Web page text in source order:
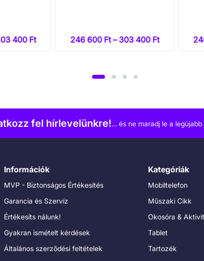
400 Ft 246 600 Ft – 303 400 Ft
fel hírlevelünkre!… és ne maradj le a
Információk
MVP - Biztonságos Értékesítés
Garancia és Szervíz
Értékesíts nálunk!
Gyakran ismételt kérdések
Általános szerződési feltételek
Kategóriák
Mobiltelefon
Műszaki Cikk
Okosóra &
Tablet
Tartozék